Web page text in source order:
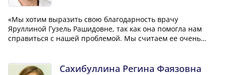
«Мы хотим выразить свою благодарность врачу
Яруллиной Гузель Рашидовне, так как она помогла нам
справиться с нашей проблемой. Мы считаем ее очень
души хотим поблагодарить ее за оказанную нам...»
Сахибуллина Регина Фаязовна